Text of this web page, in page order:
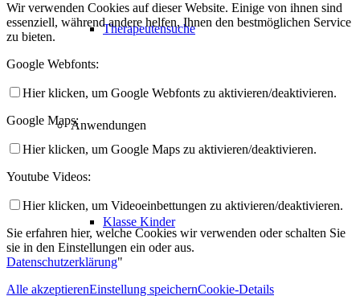
Therapeutensuche
Anwendungen
Klasse Kinder
Wir verwenden Cookies auf dieser Website. Einige von ihnen sind
essenziell, während andere helfen, Ihnen den bestmöglichen Service
zu bieten.
Google Webfonts:
Hier klicken, um Google Webfonts zu aktivieren/deaktivieren.
Google Maps:
Hier klicken, um Google Maps zu aktivieren/deaktivieren.
Youtube Videos:
Hier klicken, um Videoeinbettungen zu aktivieren/deaktivieren.
Sie erfahren hier, welche Cookies wir verwenden oder schalten Sie
sie in den Einstellungen ein oder aus.
Datenschutzerklärung"
Alle akzeptierenEinstellung speichernCookie-Details